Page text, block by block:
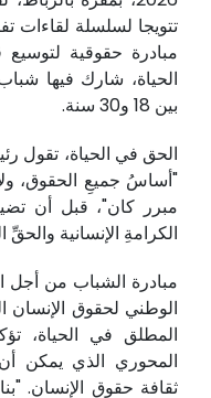
تتويجا لسلسلة لقاءات
مبادرة حقوقية
بين 18 و30 سنة.
الحق في الحياة، تقول
"أساسُ جميعِ الحقوق،
مبرر كان"، قبل أن
الكرامةِ الإنسانية
مبادرة الشباب من أجل
الوطني لحقوق
المطلق في الحياة،
المحوري الذي يمكن
ثقافة حقوق الإنسان.